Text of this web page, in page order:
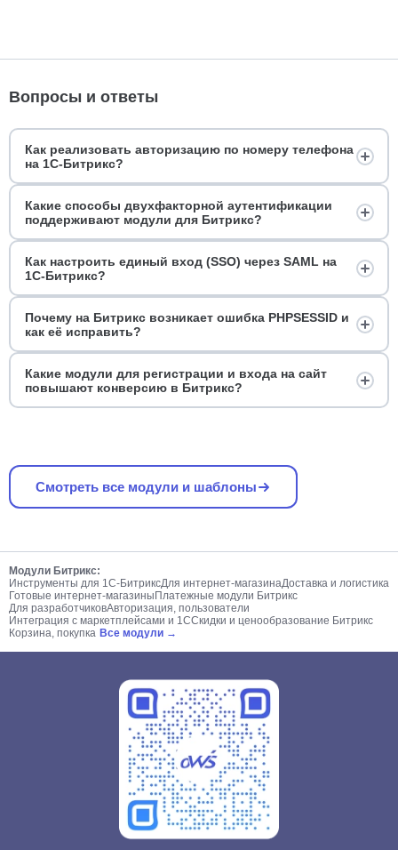
Вопросы и ответы
Как реализовать авторизацию по номеру телефона
на 1С-Битрикс?
Какие способы двухфакторной аутентификации
поддерживают модули для Битрикс?
Как настроить единый вход (SSO) через SAML на
1С-Битрикс?
Почему на Битрикс возникает ошибка PHPSESSID и
как её исправить?
Какие модули для регистрации и входа на сайт
повышают конверсию в Битрикс?
Смотреть все модули и шаблоны
Модули Битрикс:
Инструменты для 1С-БитриксДля интернет-магазинаДоставка и логистика
Готовые интернет-магазины Платежные модули Битрикс
Для разработчиковАвторизация, пользователи
Интеграция с маркетплейсами и 1ССкидки и ценообразование Битрикс
Корзина, покупка Все модули →